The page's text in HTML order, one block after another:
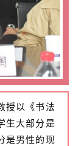
授以《书法
生大部分是
是男性的现